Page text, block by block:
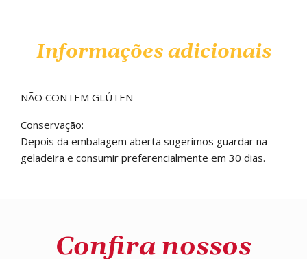
Informações adicionais
NÃO CONTEM GLÚTEN
Conservação:
Depois da embalagem aberta sugerimos guardar na
geladeira e consumir preferencialmente em 30 dias.
Confira nossos